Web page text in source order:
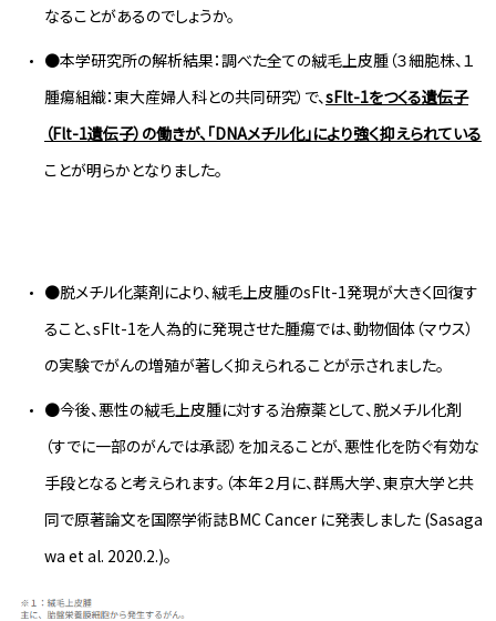
なることがあるのでしょうか。
●本学研究所の解析結果：調べた全ての絨毛上皮腫（３細胞株、１
腫瘍組織：東大産婦人科との共同研究）で、sFlt-1をつくる遺伝子
（Flt-1遺伝子）の働きが、「DNAメチル化」により強く抑えられている
ことが明らかとなりました。
●脱メチル化薬剤により、絨毛上皮腫のsFlt-1発現が大きく回復す
ること、sFlt-1を人為的に発現させた腫瘍では、動物個体（マウス）
の実験でがんの増殖が著しく抑えられることが示されました。
●今後、悪性の絨毛上皮腫に対する治療薬として、脱メチル化剤
（すでに一部のがんでは承認）を加えることが、悪性化を防ぐ有効な
手段となると考えられます。（本年２月に、群馬大学、東京大学と共
同で原著論文を国際学術誌BMC Cancer に発表しました (Sasaga
wa et al. 2020.2.)。